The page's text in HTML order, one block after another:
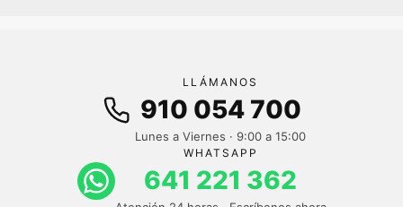
LLÁMANOS
910 054 700
Lunes a Viernes · 9:00 a 15:00
WHATSAPP
641 221 362